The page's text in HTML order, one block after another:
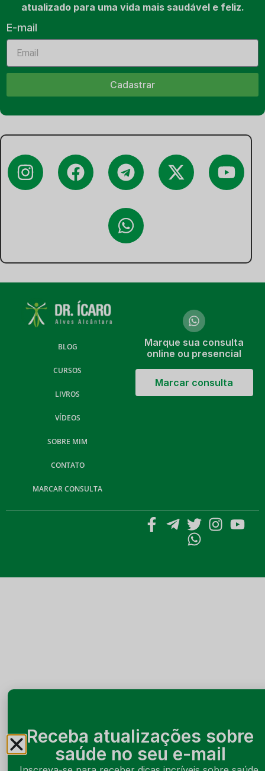
atualizado para uma vida mais saudável e feliz.
E-mail
Cadastrar
BLOG
CURSOS
LIVROS
VÍDEOS
SOBRE MIM
CONTATO
MARCAR CONSULTA
Marque sua consulta
online ou presencial
Marcar consulta
Receba atualizações sobre
saúde no seu e-mail